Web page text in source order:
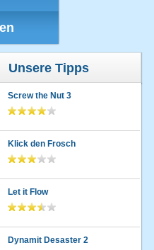
Unsere Tipps
Screw the Nut 3
Klick den Frosch
Let it Flow
Dynamit Desaster 2